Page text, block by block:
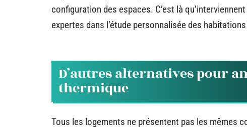
configuration des espaces. C’est là
expertes dans l’étude personnalisée des
D’autres alternatives pour
thermique
Tous les logements ne présentent pas les mêmes